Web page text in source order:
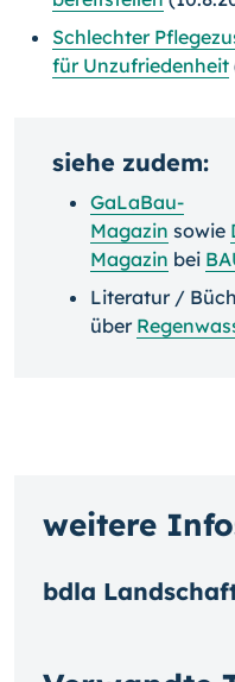
Schlechter
für Unzufriedenheit
siehe zudem:
GaLaBau-
Magazin sowie
Magazin bei
Literatur /
über
weitere
bdla